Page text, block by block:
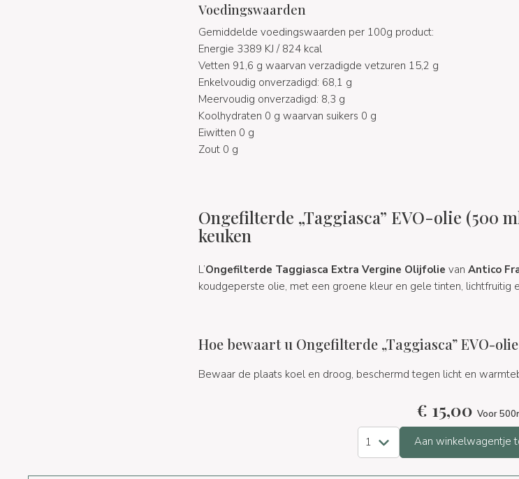
Voedingswaarden
Gemiddelde voedingswaarden per 100g product:
Energie 3389 KJ / 824 kcal
Vetten 91,6 g waarvan verzadigde vetzuren 15,2 g
Enkelvoudig onverzadigd: 68,1 g
Meervoudig onverzadigd: 8,3 g
Koolhydraten 0 g waarvan suikers 0 g
Eiwitten 0 g
Zout 0 g
Ongefilterde „Taggiasca” EVO-olie (500
keuken
L’Ongefilterde Taggiasca Extra Vergine Olijfolie van Antico
koudgeperste olie, met een groene kleur en gele tinten, lichtfruitig
Hoe bewaart u Ongefilterde „Taggiasca” EVO-
Bewaar de plaats koel en droog, beschermd tegen licht en
€ 15,00 Voor
Aan winkelwagentje